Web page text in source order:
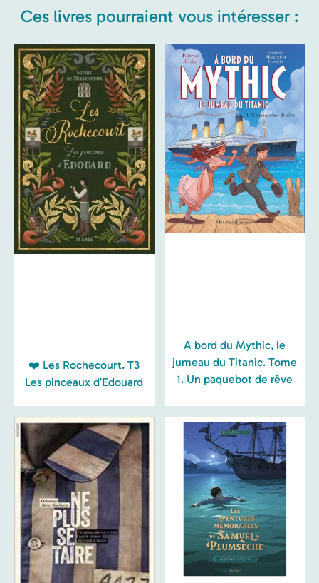
Ces livres pourraient vous intéresser :
❤️ Les Rochecourt. T3
Les pinceaux d’Edouard
A bord du Mythic, le
jumeau du Titanic. Tome
1. Un paquebot de rêve